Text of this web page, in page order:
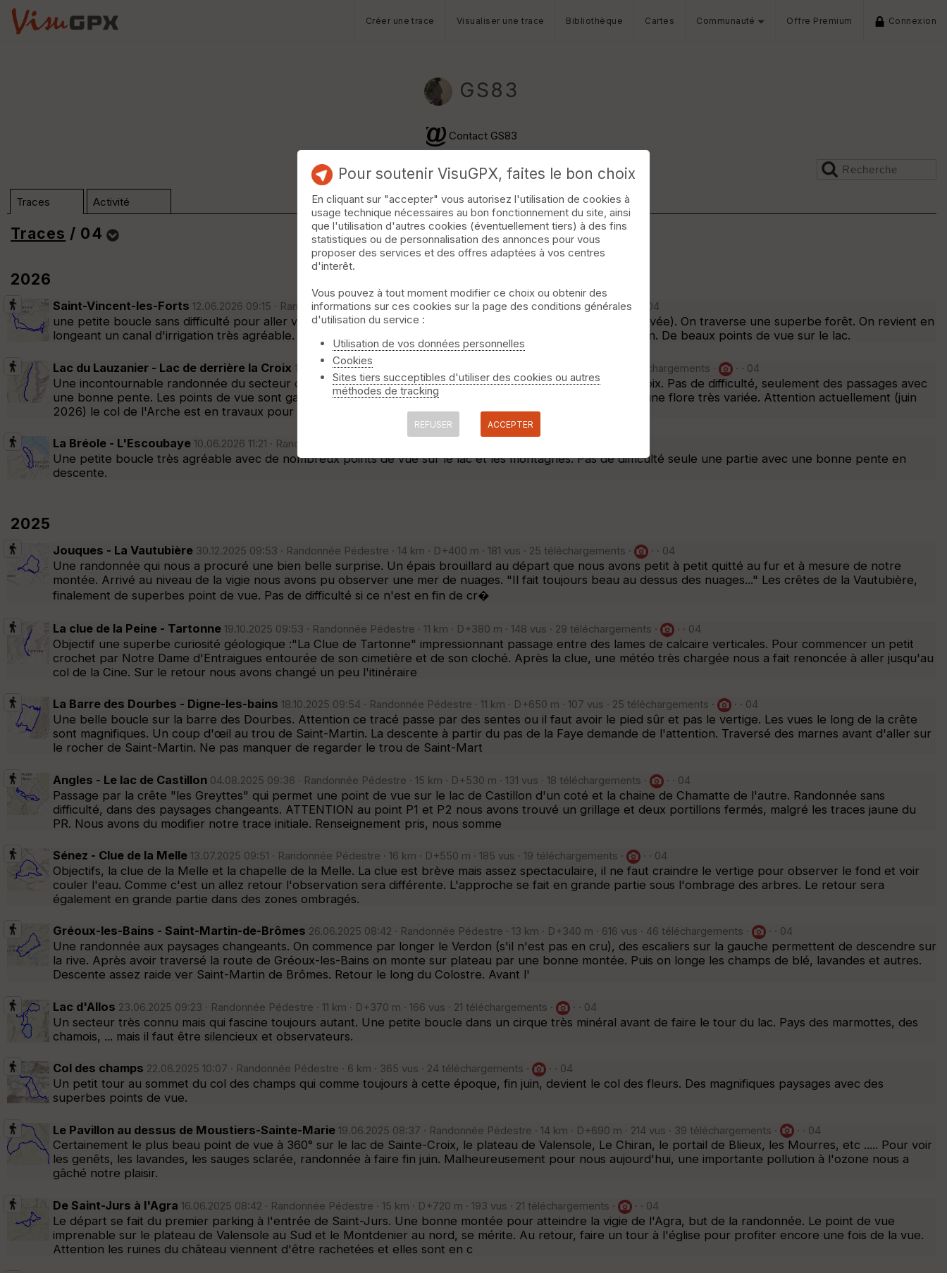
Créer une trace Visualiser une trace Bibliothèque Cartes Communauté Offre Premium Connexion
GS83
Contact GS83
Traces Activité
Traces / 04
Dossier 04 (n°13364)
Trier
Afficher la carto dossier et sous-dossiers |ce dossier uniquement
2026
Saint-Vincent-les-Forts 12.06.2026 09:15 · Randonnée Pédestre · 11 km · D+370 m · 54 vus · 5 téléchargements · · · 04
une petite boucle sans difficulté pour aller voir les anciennes batteries du Châtelard (attention propriété privée). On traverse une superbe forêt. On revient en
longeant un canal d'irrigation très agréable. Pour finir, visite de saint-Vincent-les-Forts jusqu'à la tour Vauban. De beaux points de vue sur le lac.
Lac du Lauzanier - Lac de derrière la Croix 11.06.2026 10:33 · Randonnée Pédestre · 14 km · D+600 m · 63 vus · 1 téléchargements · · · 04
Une incontournable randonnée du secteur du Col de l'Arche. Un aller retour jusqu'au lac de Derrière la Croix. Pas de difficulté, seulement des passages avec
une bonne pente. Les points de vue sont garantis. On peut observer de nombreuses espèces animales et une flore très variée. Attention actuellement (juin
2026) le col de l'Arche est en travaux pour au moins 3 à 4 ans, il est ouvert pour
La Bréole - L'Escoubaye 10.06.2026 11:21 · Randonnée Pédestre · 5 km · D+250 m · 31 vus · 2 téléchargements ·
Une petite boucle très agréable avec de nombreux points de vue sur le lac et les montagnes. Pas de difficulté seule une partie avec une bonne pente en
descente.
2025
Jouques - La Vautubière 30.12.2025 09:53 · Randonnée Pédestre · 14 km · D+400 m · 181 vus · 25 téléchargements · · · 04
Une randonnée qui nous a procuré une bien belle surprise. Un épais brouillard au départ que nous avons petit à petit quitté au fur et à mesure de notre
montée. Arrivé au niveau de la vigie nous avons pu observer une mer de nuages. "Il fait toujours beau au dessus des nuages..." Les crêtes de la Vautubière,
finalement de superbes point de vue. Pas de difficulté si ce n'est en fin de cr�
La clue de la Peine - Tartonne 19.10.2025 09:53 · Randonnée Pédestre · 11 km · D+380 m · 148 vus · 29 téléchargements · · · 04
Objectif une superbe curiosité géologique :"La Clue de Tartonne" impressionnant passage entre des lames de calcaire verticales. Pour commencer un petit
crochet par Notre Dame d'Entraigues entourée de son cimetière et de son cloché. Après la clue, une météo très chargée nous a fait renoncée à aller jusqu'au
col de la Cine. Sur le retour nous avons changé un peu l'itinéraire
La Barre des Dourbes - Digne-les-bains 18.10.2025 09:54 · Randonnée Pédestre · 11 km · D+650 m · 107 vus · 25 téléchargements · · · 04
Une belle boucle sur la barre des Dourbes. Attention ce tracé passe par des sentes ou il faut avoir le pied sûr et pas le vertige. Les vues le long de la crête
sont magnifiques. Un coup d'œil au trou de Saint-Martin. La descente à partir du pas de la Faye demande de l'attention. Traversé des marnes avant d'aller sur
le rocher de Saint-Martin. Ne pas manquer de regarder le trou de Saint-Mart
Angles - Le lac de Castillon 04.08.2025 09:36 · Randonnée Pédestre · 15 km · D+530 m · 131 vus · 18 téléchargements · · · 04
Passage par la crête "les Greyttes" qui permet une point de vue sur le lac de Castillon d'un coté et la chaine de Chamatte de l'autre. Randonnée sans
difficulté, dans des paysages changeants. ATTENTION au point P1 et P2 nous avons trouvé un grillage et deux portillons fermés, malgré les traces jaune du
PR. Nous avons du modifier notre trace initiale. Renseignement pris, nous somme
Sénez - Clue de la Melle 13.07.2025 09:51 · Randonnée Pédestre · 16 km · D+550 m · 185 vus · 19 téléchargements · · · 04
Objectifs, la clue de la Melle et la chapelle de la Melle. La clue est brève mais assez spectaculaire, il ne faut craindre le vertige pour observer le fond et voir
couler l'eau. Comme c'est un allez retour l'observation sera différente. L'approche se fait en grande partie sous l'ombrage des arbres. Le retour sera
également en grande partie dans des zones ombragés.
Gréoux-les-Bains - Saint-Martin-de-Brômes 26.06.2025 08:42 · Randonnée Pédestre · 13 km · D+340 m · 616 vus · 46 téléchargements · · · 04
Une randonnée aux paysages changeants. On commence par longer le Verdon (s'il n'est pas en cru), des escaliers sur la gauche permettent de descendre sur
la rive. Après avoir traversé la route de Gréoux-les-Bains on monte sur plateau par une bonne montée. Puis on longe les champs de blé, lavandes et autres.
Descente assez raide ver Saint-Martin de Brômes. Retour le long du Colostre. Avant l'
Lac d'Allos 23.06.2025 09:23 · Randonnée Pédestre · 11 km · D+370 m · 166 vus · 21 téléchargements · · · 04
Un secteur très connu mais qui fascine toujours autant. Une petite boucle dans un cirque très minéral avant de faire le tour du lac. Pays des marmottes, des
chamois, ... mais il faut être silencieux et observateurs.
Col des champs 22.06.2025 10:07 · Randonnée Pédestre · 6 km · 365 vus · 24 téléchargements · · · 04
Un petit tour au sommet du col des champs qui comme toujours à cette époque, fin juin, devient le col des fleurs. Des magnifiques paysages avec des
superbes points de vue.
Le Pavillon au dessus de Moustiers-Sainte-Marie 19.06.2025 08:37 · Randonnée Pédestre · 14 km · D+690 m · 214 vus · 39 téléchargements · · · 04
Certainement le plus beau point de vue à 360° sur le lac de Sainte-Croix, le plateau de Valensole, Le Chiran, le portail de Blieux, les Mourres, etc ..... Pour voir
les genêts, les lavandes, les sauges sclarée, randonnée à faire fin juin. Malheureusement pour nous aujourd'hui, une importante pollution à l'ozone nous a
gâché notre plaisir.
De Saint-Jurs à l'Agra 16.06.2025 08:42 · Randonnée Pédestre · 15 km · D+720 m · 193 vus · 21 téléchargements · · · 04
Le départ se fait du premier parking à l'entrée de Saint-Jurs. Une bonne montée pour atteindre la vigie de l'Agra, but de la randonnée. Le point de vue
imprenable sur le plateau de Valensole au Sud et le Montdenier au nord, se mérite. Au retour, faire un tour à l'église pour profiter encore une fois de la vue.
Attention les ruines du château viennent d'être rachetées et elles sont en c
Pour soutenir VisuGPX, faites le bon choix
En cliquant sur "accepter" vous autorisez l'utilisation de cookies à
usage technique nécessaires au bon fonctionnement du site, ainsi
que l'utilisation d'autres cookies (éventuellement tiers) à des fins
statistiques ou de personnalisation des annonces pour vous
proposer des services et des offres adaptées à vos centres
d'interêt.
Vous pouvez à tout moment modifier ce choix ou obtenir des
informations sur ces cookies sur la page des conditions générales
d'utilisation du service :
Utilisation de vos données personnelles
Cookies
Sites tiers succeptibles d'utiliser des cookies ou autres
méthodes de tracking
REFUSER ACCEPTER